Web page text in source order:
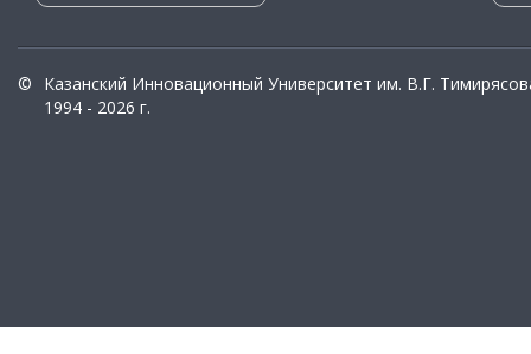
©
Казанский Инновационный Университет им. В.Г.
1994 - 2026 г.